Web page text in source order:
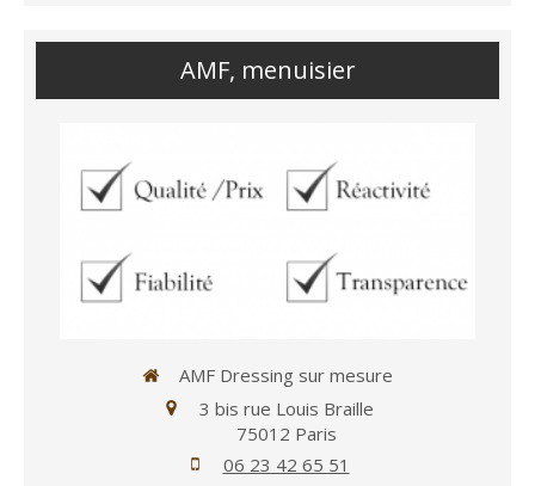
AMF, menuisier
AMF Dressing sur mesure
3 bis rue Louis Braille
75012 Paris
06 23 42 65 51